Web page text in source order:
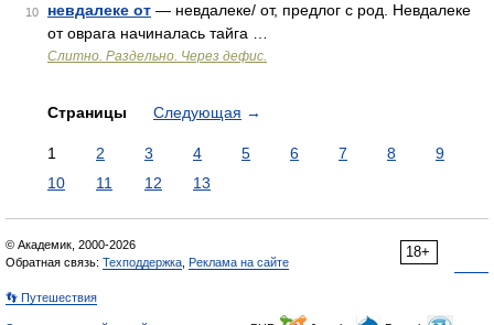
10 невдалеке от — невдалеке/ от, предлог с род. Невдалеке
от оврага начиналась тайга …
Слитно. Раздельно. Через дефис.
Страницы Следующая →
1 2 3 4 5 6 7 8
9
10
11 12 13
18+
© Академик, 2000-2026
Обратная связь: Техподдержка Реклама на сайте
👣 Путешествия